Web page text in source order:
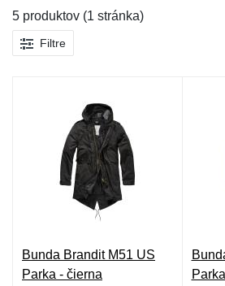
5 produktov (1 stránka)
Filtre
Bunda Brandit M51 US
Parka - čierna